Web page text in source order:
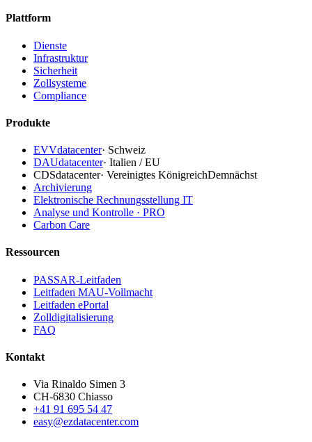
Plattform
Dienste
Infrastruktur
Sicherheit
Zollsysteme
Compliance
Produkte
EVVdatacenter· Schweiz
DAUdatacenter· Italien / EU
CDSdatacenter· Vereinigtes KönigreichDemnächst
Archivierung
Elektronische Rechnungsstellung IT
Analyse und Kontrolle · PRO
Carbon Care
Ressourcen
PASSAR-Leitfaden
Leitfaden MAU-Vollmacht
Leitfaden ePortal
Zolldigitalisierung
FAQ
Kontakt
Via Rinaldo Simen 3
CH-6830 Chiasso
+41 91 695 54 47
easy@ezdatacenter.com